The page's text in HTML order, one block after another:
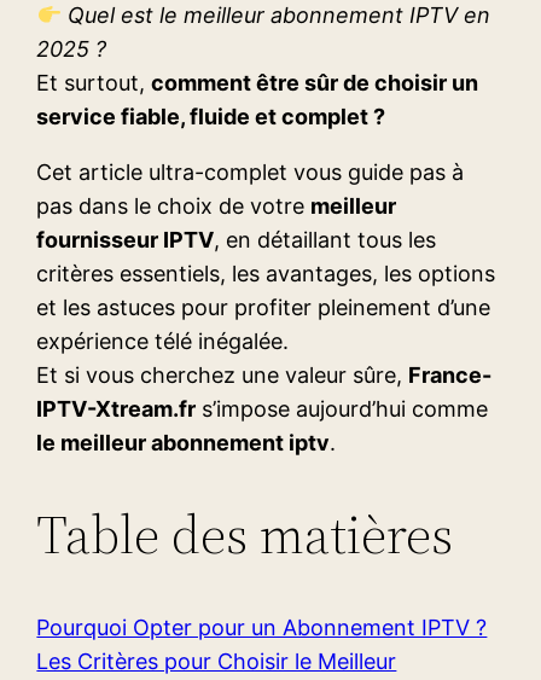
Quel est le meilleur abonnement IPTV en
2025 ?
Et surtout,comment être sûr de choisir un
service fiable, fluide et complet ?
Cet article ultra-complet vous guide pas à
pas dans le choix de votre meilleur
fournisseur IPTV, en détaillant tous les
critères essentiels, les avantages, les options
et les astuces pour profiter pleinement d’une
expérience télé inégalée.
Et si vous cherchez une valeur sûre, France-
IPTV-Xtream.fr s’impose aujourd’hui comme
le meilleur abonnement iptv.
Table des matières
Pourquoi Opter pour un Abonnement IPTV ?
Les Critères pour Choisir le Meilleur